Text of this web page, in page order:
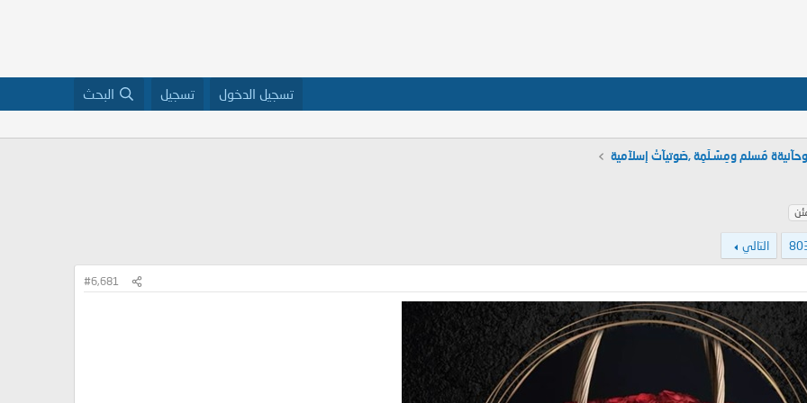
تسجيل الدخول تسجيل البحث
مُسلم ومِسًـلَمِة ,صَوتيآتْ إسلآمية
التالي
#6,681